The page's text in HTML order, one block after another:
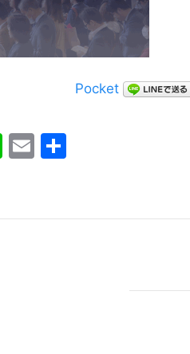
Pocket
LineEmail